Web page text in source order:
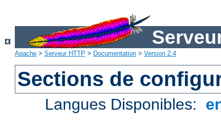
Apache > Serveur HTTP > Documentation > Version 2.4
Sections de
Langues Disponibles: